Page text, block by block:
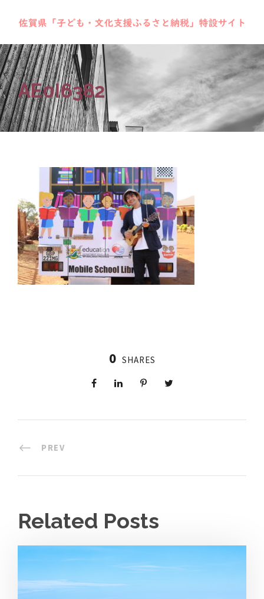
AE0I6382
0 SHARES
PREV
Related Posts